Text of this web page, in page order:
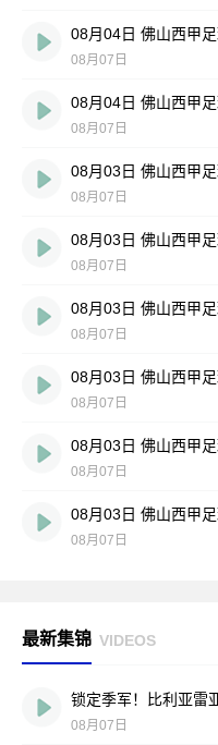
08月07日
08月07日
08月07日
08月07日
08月07日
08月07日
08月07日
08月07日
最新集锦 VIDEOS
08月07日